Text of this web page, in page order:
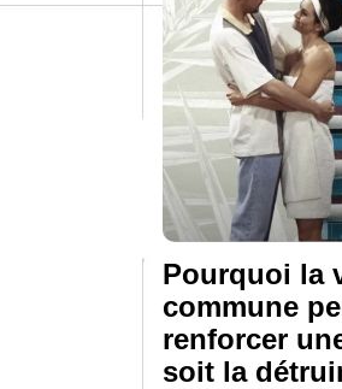
Pourquoi la
commune
renforcer
soit la